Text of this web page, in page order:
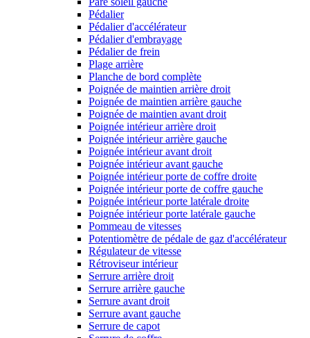
Pédalier
Pédalier d'accélérateur
Pédalier d'embrayage
Pédalier de frein
Plage arrière
Planche de bord complète
Poignée de maintien arrière droit
Poignée de maintien arrière gauche
Poignée de maintien avant droit
Poignée intérieur arrière droit
Poignée intérieur arrière gauche
Poignée intérieur avant droit
Poignée intérieur avant gauche
Poignée intérieur porte de coffre droite
Poignée intérieur porte de coffre gauche
Poignée intérieur porte latérale droite
Poignée intérieur porte latérale gauche
Pommeau de vitesses
Potentiomètre de pédale de gaz d'accélérateur
Régulateur de vitesse
Rétroviseur intérieur
Serrure arrière droit
Serrure arrière gauche
Serrure avant droit
Serrure avant gauche
Serrure de capot